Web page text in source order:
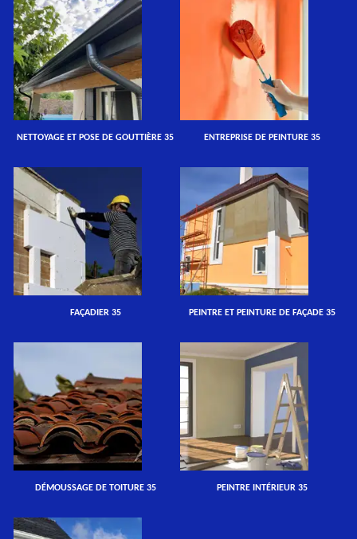
NETTOYAGE ET POSE DE GOUTTIÈRE 35 ENTREPRISE DE PEINTURE 35
FAÇADIER 35 PEINTRE ET PEINTURE DE FAÇADE 35
DÉMOUSSAGE DE TOITURE 35 PEINTRE INTÉRIEUR 35